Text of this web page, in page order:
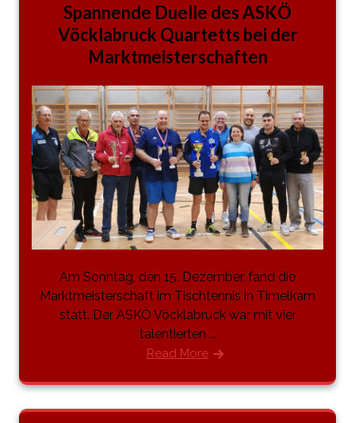
Spannende Duelle des ASKÖ
Vöcklabruck Quartetts bei der
Marktmeisterschaften
Am Sonntag, den 15. Dezember, fand die
Marktmeisterschaft im Tischtennis in Timelkam
statt. Der ASKÖ Vöcklabruck war mit vier
talentierten ...
Read More